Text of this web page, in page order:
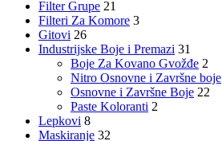
Filter Grupe 21
Filteri Za Komore 3
Gitovi 26
Industrijske Boje i Premazi 31
Boje Za Kovano Gvožđe 2
Nitro Osnovne i Završne boje
Osnovne i Završne Boje 22
Paste Koloranti 2
Lepkovi 8
Maskiranje 32